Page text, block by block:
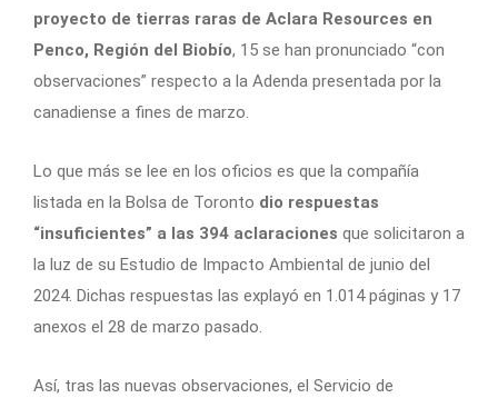
proyecto de tierras raras de Aclara Resources en
Penco, Región del Biobío, 15 se han pronunciado “con
observaciones” respecto a la Adenda presentada por la
canadiense a fines de marzo.
Lo que más se lee en los oficios es que la compañía
listada en la Bolsa de Toronto dio respuestas
“insuficientes” a las 394 aclaraciones que solicitaron a
la luz de su Estudio de Impacto Ambiental de junio del
2024. Dichas respuestas las explayó en 1.014 páginas y 17
anexos el 28 de marzo pasado.
Así, tras las nuevas observaciones, el Servicio de